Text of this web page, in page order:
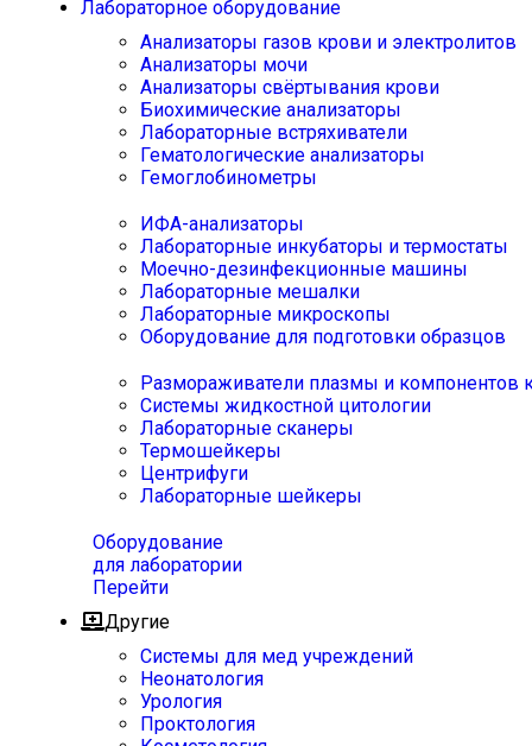
Лабораторное оборудование
Анализаторы газов крови и электролитов
Анализаторы мочи
Анализаторы свёртывания крови
Биохимические анализаторы
Лабораторные встряхиватели
Гематологические анализаторы
Гемоглобинометры
ИФА-анализаторы
Лабораторные инкубаторы и термостаты
Моечно-дезинфекционные машины
Лабораторные мешалки
Лабораторные микроскопы
Оборудование для подготовки образцов
Размораживатели плазмы и компонентов
Системы жидкостной цитологии
Лабораторные сканеры
Термошейкеры
Центрифуги
Лабораторные шейкеры
Оборудование
для лаборатории
Перейти
Другие
Системы для мед учреждений
Неонатология
Урология
Проктология